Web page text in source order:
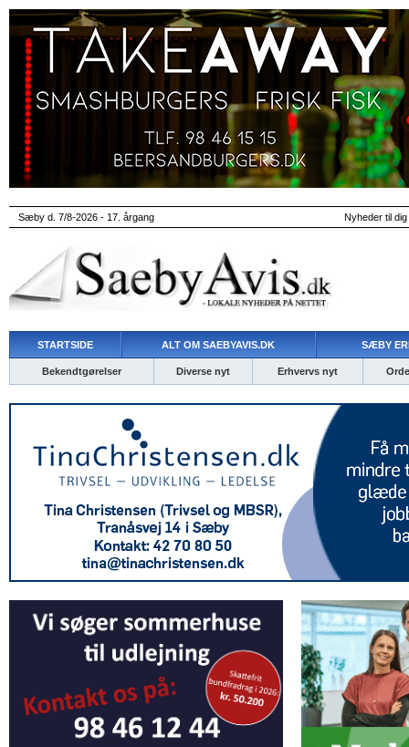
Sæby d. 7/8-2026 - 17. årgang Nyheder til
STARTSIDE ALT OM SAEBYAVIS.DK SÆBY
Bekendtgørelser Diverse nyt Erhvervs nyt